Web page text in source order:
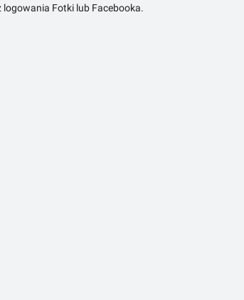
Fotki lub Facebooka.